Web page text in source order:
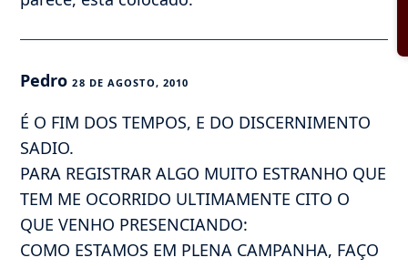
Pedro28 DE AGOSTO, 2010
É O FIM DOS TEMPOS, E DO DISCERNIMENTO
SADIO.
PARA REGISTRAR ALGO MUITO ESTRANHO QUE
TEM ME OCORRIDO ULTIMAMENTE CITO O
QUE VENHO PRESENCIANDO:
COMO ESTAMOS EM PLENA CAMPANHA, FAÇO